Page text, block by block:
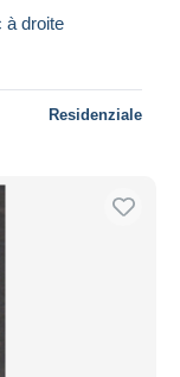
à droite
Residenziale